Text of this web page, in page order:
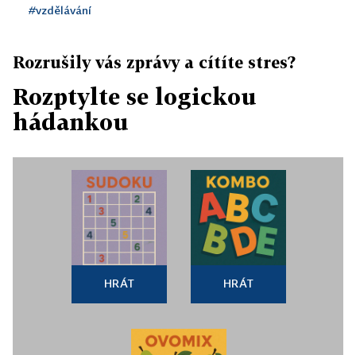
#vzdělávání
Rozrušily vás zprávy a cítíte stres?
Rozptylte se logickou
hádankou
HRÁT HRÁT